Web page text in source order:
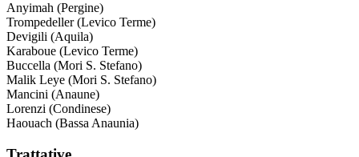
Anyimah (Pergine)
Trompedeller (Levico Terme)
Devigili (Aquila)
Karaboue (Levico Terme)
Buccella (Mori S. Stefano)
Malik Leye (Mori S. Stefano)
Mancini (Anaune)
Lorenzi (Condinese)
Haouach (Bassa Anaunia)